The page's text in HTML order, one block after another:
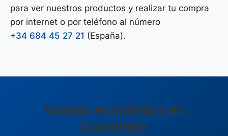
para ver nuestros productos y realizar tu compra
por internet o por teléfono al número
+34 684 45 27 21 (España).
Vallado económico en
Castellote